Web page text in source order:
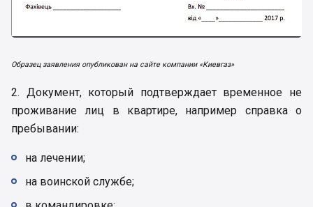
Образец заявления опубликован на сайте компании «Киевгаз»
2. Документ, который подтверждает временное не
проживание лиц в квартире, например справка о
пребывании:
на лечении;
на воинской службе;